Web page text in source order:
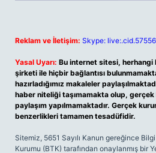
Reklam ve İletişim: Skype:
Yasal Uyarı: Bu internet sitesi, herhangi
şirketi ile hiçbir bağlantısı
hazırladığımız makaleler
haber niteliği taşımamakta olup,
paylaşım yapılmamaktadır. Gerçek
benzerlikleri tamamen tesadüfidir.
Sitemiz, 5651 Sayılı Kanun gereğince
Kurumu (BTK) tarafından onaylanmış bir